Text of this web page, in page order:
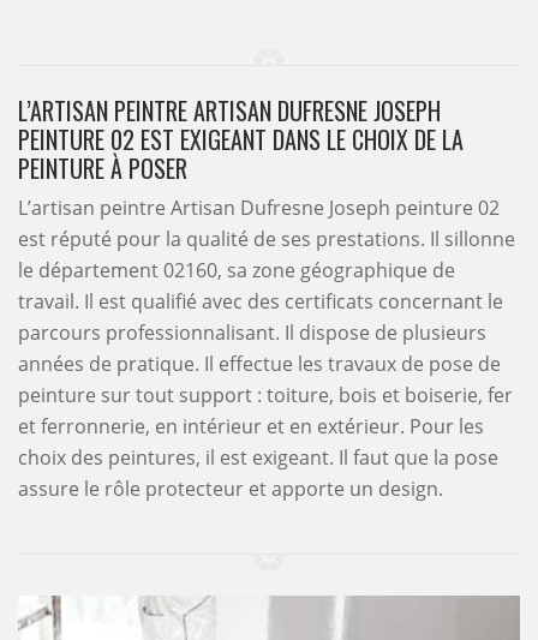
L’ARTISAN PEINTRE ARTISAN DUFRESNE JOSEPH
PEINTURE 02 EST EXIGEANT DANS LE CHOIX DE LA
PEINTURE À POSER
L’artisan peintre Artisan Dufresne Joseph peinture 02
est réputé pour la qualité de ses prestations. Il sillonne
le département 02160, sa zone géographique de
travail. Il est qualifié avec des certificats concernant le
parcours professionnalisant. Il dispose de plusieurs
années de pratique. Il effectue les travaux de pose de
peinture sur tout support : toiture, bois et boiserie, fer
et ferronnerie, en intérieur et en extérieur. Pour les
choix des peintures, il est exigeant. Il faut que la pose
assure le rôle protecteur et apporte un design.